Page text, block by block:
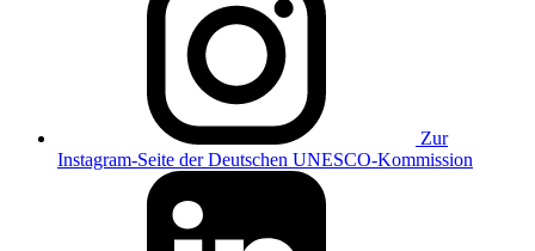
Zur
Instagram-Seite der Deutschen UNESCO-Kommission